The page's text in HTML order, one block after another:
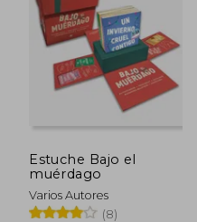
45%
dcto.
$ 38.02
$ 20.91
Estuche Bajo el
muérdago
Varios Autores
(8)